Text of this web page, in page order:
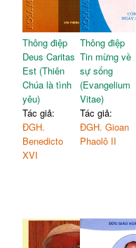
Thông điệp
Deus Caritas
Est (Thiên
Chúa là tình
yêu)
Tác giả:
ĐGH.
Benedicto
XVI
Thông điệp
Tin mừng về
sự sống
(Evangelium
Vitae)
Tác giả:
ĐGH. Gioan
Phaolô II